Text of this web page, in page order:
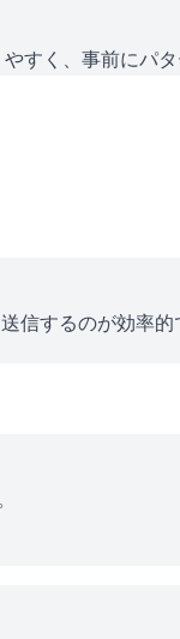
すく、事前にパ
信するのが効率的